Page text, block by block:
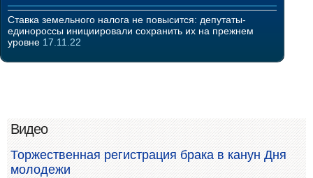
Ставка земельного налога не повысится: депутаты-
единороссы инициировали сохранить их на прежнем
уровне 17.11.22
Видео
Торжественная регистрация брака в канун Дня
молодежи